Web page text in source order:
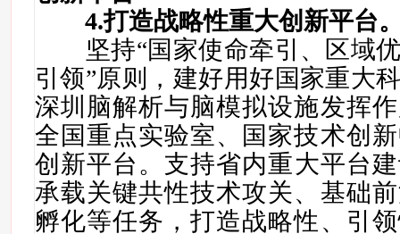
4.打造战略性重大创新平台
坚持“国家使命牵引、区域
引领”原则， 建好用好国家重大
深圳脑解析与脑模拟设施发挥
全国重点实验室、国家技术创
创新平台 。支持省内重大平台
承载关键共性技术攻关、基础
孵化等任务，打造战略性、引